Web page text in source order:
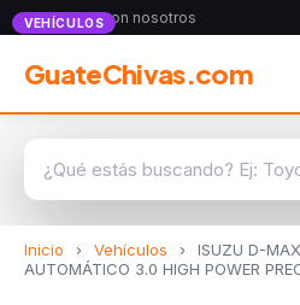
Anunciate con nosotros
GuateChivas.com
Inicio › Vehículos ›
ISUZU D-
AUTOMÁTICO 3.0 HIGH POWER
VEHÍCULOS